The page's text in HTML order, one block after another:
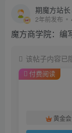
期魔方站长
2年前发布
魔方商学院：编
该帖子内容已
付费阅读
黄金